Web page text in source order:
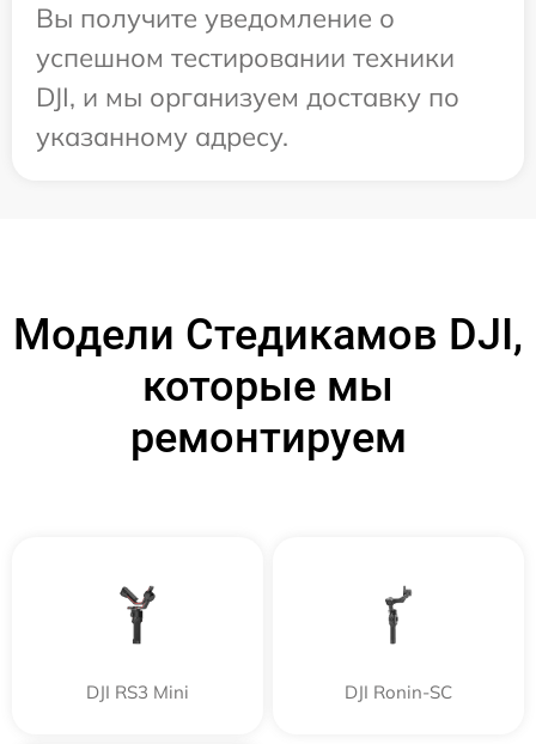
Вы получите уведомление о
успешном тестировании техники
DJI, и мы организуем доставку по
указанному адресу.
Модели Стедикамов DJI,
которые мы
ремонтируем
DJI RS3 Mini DJI Ronin-SC